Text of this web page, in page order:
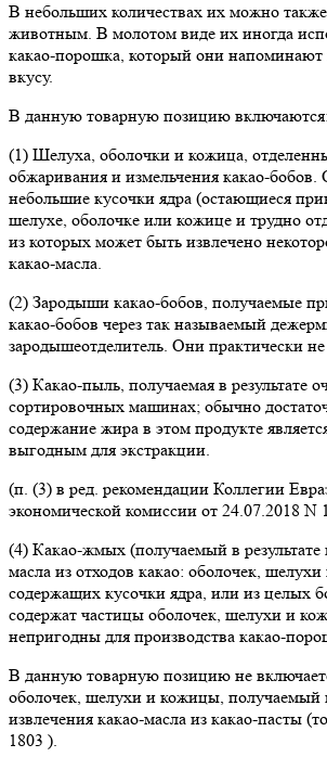
В небольших количествах их можно
животным. В молотом виде их иногда
какао-порошка, который они напоминают
вкусу.
В данную товарную позицию включаются:
(1) Шелуха, оболочки и кожица,
обжаривания и измельчения какао-бобов.
небольшие кусочки ядра (остающиеся
шелухе, оболочке или кожице и трудно
из которых может быть извлечено
какао-масла.
(2) Зародыши какао-бобов, получаемые
какао-бобов через так называемый
зародышеотделитель. Они практически
(3) Какао-пыль, получаемая в результате
сортировочных машинах; обычно
содержание жира в этом продукте
выгодным для экстракции.
(п. (3) в ред. рекомендации Коллегии
экономической комиссии от 24.07.2018 N
(4) Какао-жмых (получаемый в результате
масла из отходов какао: оболочек,
содержащих кусочки ядра, или из целых
содержат частицы оболочек, шелухи и
непригодны для производства какао-
В данную товарную позицию не
оболочек, шелухи и кожицы, получаемый в
извлечения какао-масла из какао-пасты
1803 ).